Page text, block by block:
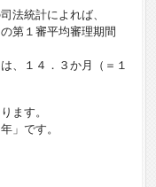
法統計によれば、
第１審平均審理期間
、１４．３か月（＝１
ます。
」です。